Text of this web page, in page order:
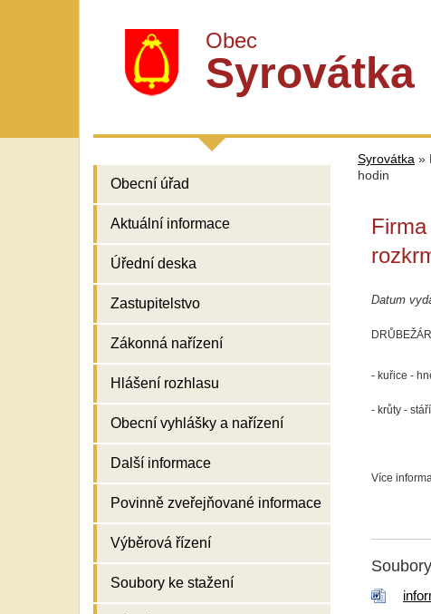
Obec
Syrovátka
Obecní úřad
Aktuální informace
Úřední deska
Zastupitelstvo
Zákonná nařízení
Hlášení rozhlasu
Obecní vyhlášky a nařízení
Další informace
Povinně zveřejňované informace
Výběrová řízení
Soubory ke stažení
Syrovátka »
hodin
Datum
- kuřice -
- krůty -
Více